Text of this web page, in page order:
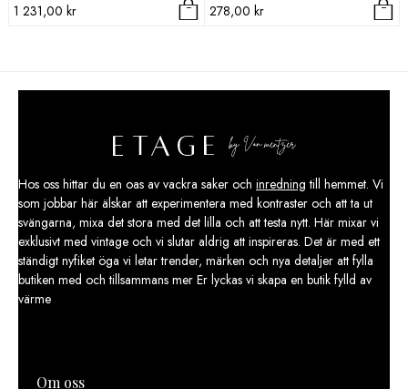
1 231,00 kr 278,00 kr
Hos oss hittar du en oas av vackra saker och inredning till hemmet. Vi
som jobbar här älskar att experimentera med kontraster och att ta ut
svängarna, mixa det stora med det lilla och att testa nytt. Här mixar vi
exklusivt med vintage och vi slutar aldrig att inspireras. Det är med ett
ständigt nyfiket öga vi letar trender, märken och nya detaljer att fylla
butiken med och tillsammans mer Er lyckas vi skapa en butik fylld av
värme
Om oss